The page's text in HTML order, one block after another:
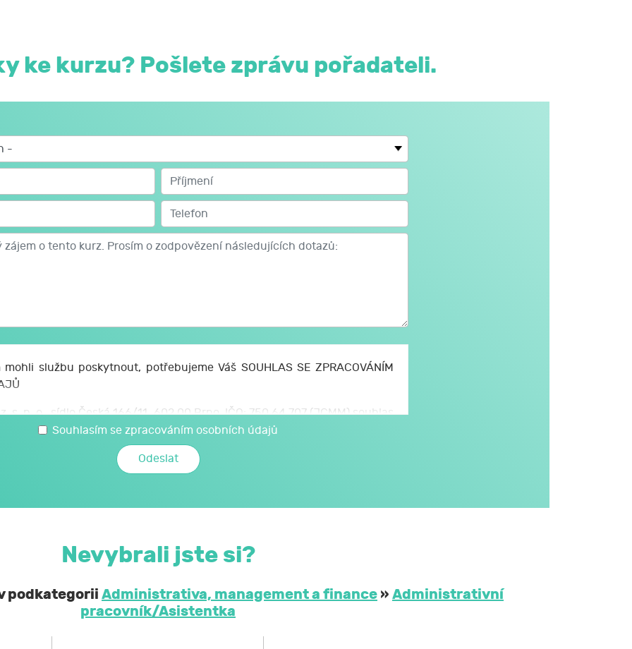
ke kurzu? Pošlete zprávu pořadateli.
službu poskytnout, potřebujeme Váš SOUHLAS SE ZPRACOVÁNÍM
s. p. o., sídlo Česká 166/11, 602 00 Brno, IČO: 750 64 707 (JCMM) souhlas
svých osobních a citlivých údajů, které jsem uvedl/a v tomto formuláři,
poskytnu při kariérovém poradenství realizovaném JCMM.
a citlivými údaji může JCMM nakládat způsobem a v největším rozsahu
osobních údajů č. 2016/679, a to za účelem mé účasti na aktivitách
a citlivé údaje neposkytne bez mého souhlasu třetím osobám
a nadřízených orgánů. Svůj souhlas uděluji JCMM na dobu
že podle obecného nařízení EU o ochraně osobních údajů mám právo:
Souhlasím se zpracováním osobních údajů
Nevybrali jste si?
podkategorii Administrativa, management a finance » Administrativní
pracovník/Asistentka